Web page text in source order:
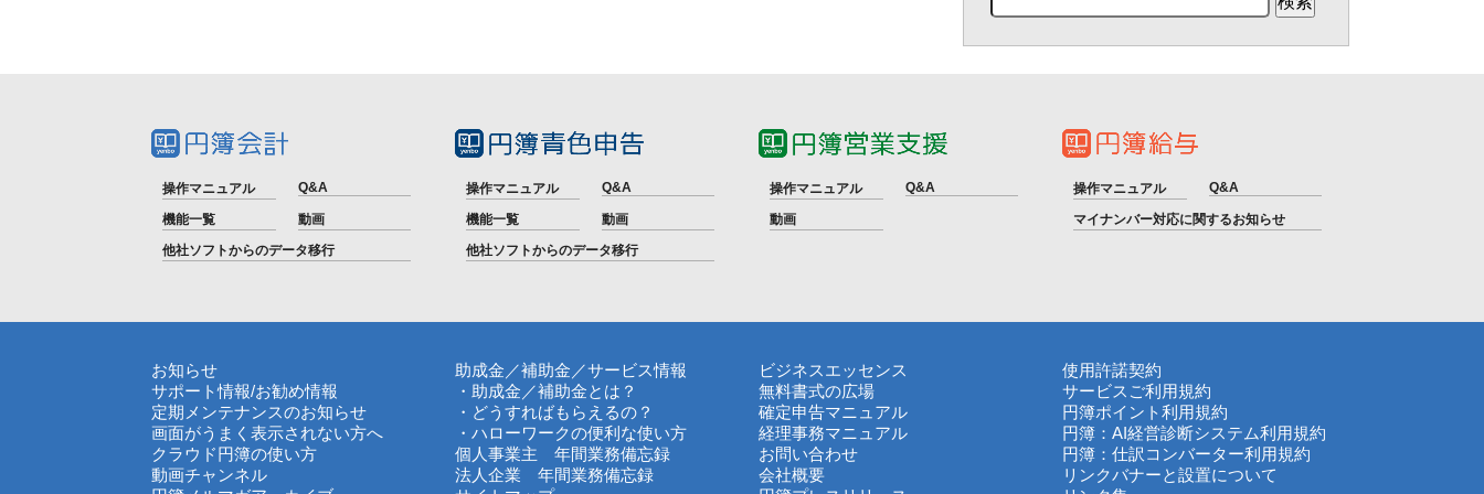
操作マニュアル Q&A
機能一覧
動画
他社ソフトからのデータ移行
操作マニュアル Q&A
機能一覧
動画
他社ソフトからのデータ移行
操作マニュアル Q&A
動画
操作マニュアル Q&A
マイナンバー対応に関するお知らせ
お知らせ
サポート情報/お勧め情報
定期メンテナンスのお知らせ
画面がうまく表示されない方へ
クラウド円簿の使い方
動画チャンネル
助成金／補助金／サービス情報
・助成金／補助金とは？
・どうすればもらえるの？
・ハローワークの便利な使い方
個人事業主 年間業務備忘録
法人企業 年間業務備忘録
ビジネスエッセンス
無料書式の広場
確定申告マニュアル
経理事務マニュアル
お問い合わせ
会社概要
使用許諾契約
サービスご利用規約
円簿ポイント利用規約
円簿：AI経営診断システム利用規約
円簿：仕訳コンバーター利用規約
リンクバナーと設置について